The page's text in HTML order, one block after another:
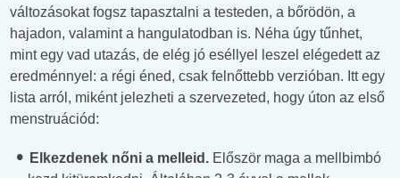
változásokat fogsz tapasztalni a testeden, a bőrödön, a
hajadon, valamint a hangulatodban is. Néha úgy tűnhet,
mint egy vad utazás, de elég jó eséllyel leszel elégedett az
eredménnyel: a régi éned, csak felnőttebb verzióban. Itt egy
lista arról, miként jelezheti a szervezeted, hogy úton az első
menstruációd:
Elkezdenek nőni a melleid. Először maga a mellbimbó